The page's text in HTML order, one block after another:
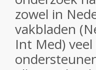
zowel in
vakbladen
Int Med)